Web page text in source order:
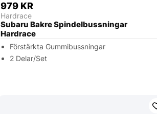
979 KR
Hardrace
Subaru Bakre Spindelbussningar
Hardrace
Förstärkta Gummibussningar
2 Delar/Set